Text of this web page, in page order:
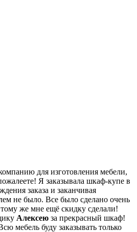
для изготовления мебели,
Я заказывала шкаф-купе в
заказа и заканчивая
не было. Все было сделано очень
же мне ещё скидку сделали!
Алексею за прекрасный шкаф!
мебель буду заказывать только